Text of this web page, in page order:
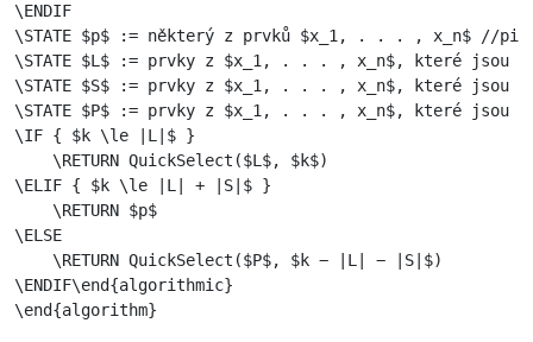
\ENDIF
\STATE $p$ := některý z prvků $x_1, . . . , x_n$ //
\STATE $L$ := prvky z $x_1, . . . , x_n$, které jsou
\STATE $S$ := prvky z $x_1, . . . , x_n$, které jsou
\STATE $P$ := prvky z $x_1, . . . , x_n$, které jsou
\IF { $k \le |L|$ }
    \RETURN QuickSelect($L$, $k$)
\ELIF { $k \le |L| + |S|$ }
    \RETURN $p$
\ELSE
    \RETURN QuickSelect($P$, $k − |L| − |S|$)
\ENDIF\end{algorithmic}